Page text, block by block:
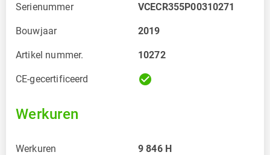
Serienummer VCECR355P00310271
Bouwjaar 2019
Artikel nummer. 10272
CE-gecertificeerd check_circle
Werkuren
Werkuren 9 846 H